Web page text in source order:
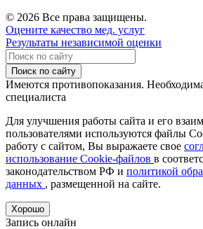
© 2026 Все права защищены.
Оцените качество мед. услуг
Результаты независимой оценки
Поиск по сайту
Имеются противопоказания.
специалиста
Для улучшения работы сайта и его
пользователями используются файлы
работу с сайтом, Вы выражаете свое
использование Cookie-файлов в
законодательством РФ и политикой
данных , размещенной на сайте.
Хорошо
Запись онлайн